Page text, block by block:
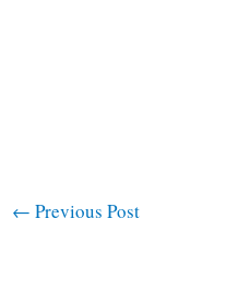
← Previous Post